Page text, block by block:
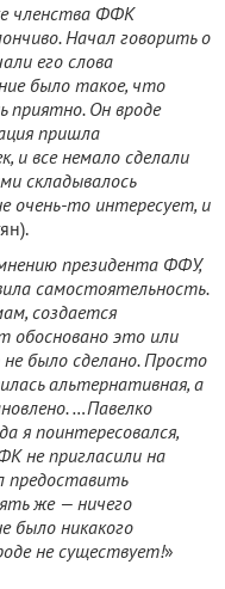
членства ФФК
Начал говорить о
его слова
было такое, что
приятно. Он вроде
пришла
и все немало сделали
складывалось
очень-то интересует, и
президента ФФУ,
самостоятельность.
создается
обосновано это или
было сделано. Просто
альтернативная, а
…Павелко
я поинтересовался,
не пригласили на
предоставить
же — ничего
было никакого
не существует!»